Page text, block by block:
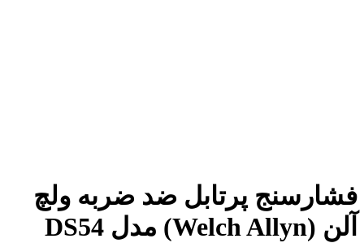
فشارسنج پرتابل ضد ضربه ولچ
آلن (Welch Allyn) مدل DS54